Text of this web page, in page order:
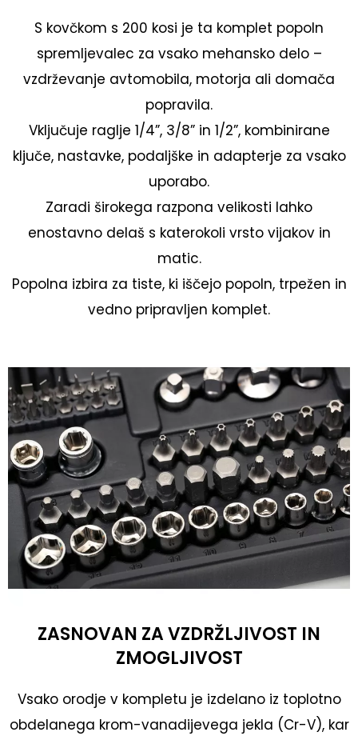
S kovčkom s 200 kosi je ta komplet popoln
spremljevalec za vsako mehansko delo –
vzdrževanje avtomobila, motorja ali domača
popravila.
Vključuje raglje 1/4”, 3/8” in 1/2”, kombinirane
ključe, nastavke, podaljške in adapterje za vsako
uporabo.
Zaradi širokega razpona velikosti lahko
enostavno delaš s katerokoli vrsto vijakov in
matic.
Popolna izbira za tiste, ki iščejo popoln, trpežen in
vedno pripravljen komplet.
ZASNOVAN ZA VZDRŽLJIVOST IN
ZMOGLJIVOST
Vsako orodje v kompletu je izdelano iz toplotno
obdelanega krom-vanadijevega jekla (Cr-V), kar